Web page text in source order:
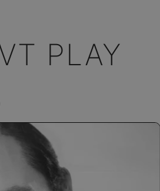
PLAY